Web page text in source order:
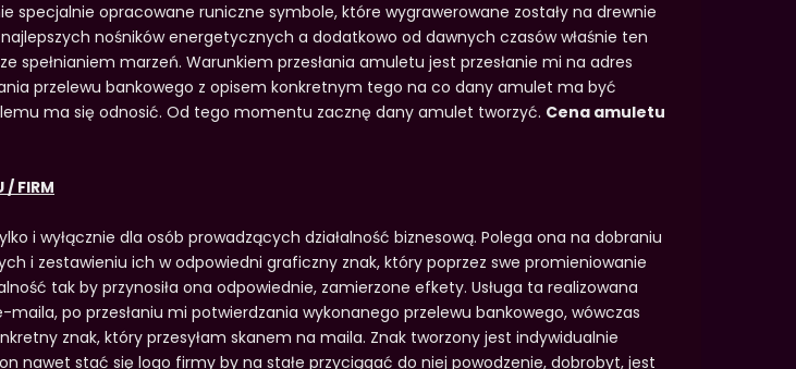
specjalnie opracowane runiczne symbole, które wygrawerowane zostały na drewnie
nośników energetycznych a dodatkowo od dawnych czasów właśnie ten
spełnianiem marzeń. Warunkiem przesłania amuletu jest przesłanie mi na adres
przelewu bankowego z opisem konkretnym tego na co dany amulet ma być
ma się odnosić. Od tego momentu zacznę dany amulet tworzyć. Cena amuletu
/ FIRM
i wyłącznie dla osób prowadzących działalność biznesową. Polega ona na dobraniu
i zestawieniu ich w odpowiedni graficzny znak, który poprzez swe promieniowanie
tak by przynosiła ona odpowiednie, zamierzone efkety. Usługa ta realizowana
maila, po przesłaniu mi potwierdzania wykonanego przelewu bankowego, wówczas
znak, który przesyłam skanem na maila. Znak tworzony jest indywidualnie
nawet stać się logo firmy by na stałe przyciągać do niej powodzenie, dobrobyt, jest